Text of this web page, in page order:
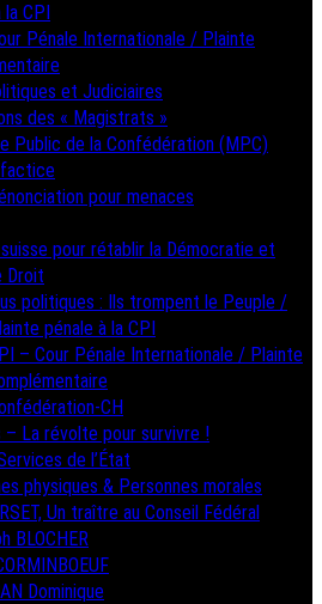
la CPI
Pénale Internationale / Plainte
et Judiciaires
des « Magistrats »
Public de la Confédération (MPC)
pour menaces
suisse pour rétablir la Démocratie et
Droit
politiques : Ils trompent le Peuple /
pénale à la CPI
– Cour Pénale Internationale / Plainte
CH
– La révolte pour survivre !
de l’État
physiques & Personnes morales
Un traître au Conseil Fédéral
BLOCHER
Dominique